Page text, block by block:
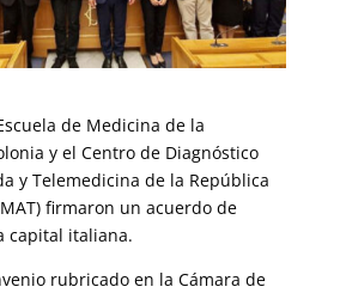
de Medicina de la
y el Centro de Diagnóstico
y Telemedicina de la República
firmaron un acuerdo de
capital italiana.
rubricado en la Cámara de